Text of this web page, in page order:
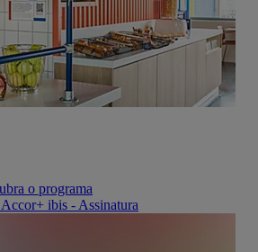
o programa
ibis - Assinatura